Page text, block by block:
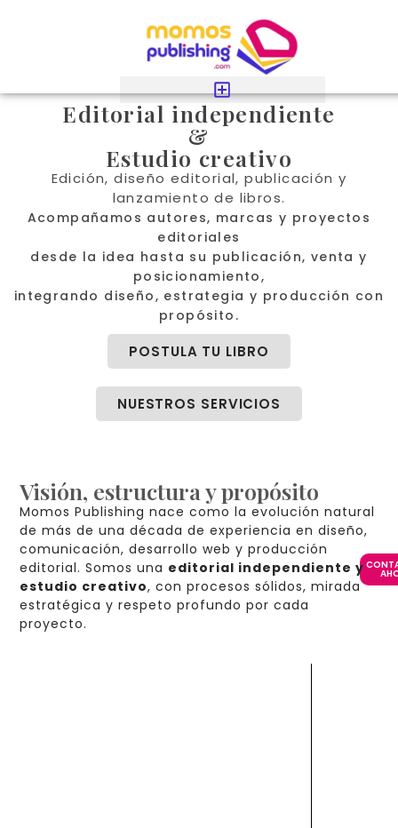
Editorial independiente
&
Estudio creativo
Edición, diseño editorial, publicación y
lanzamiento de libros.
Acompañamos autores, marcas y proyectos
editoriales
desde la idea hasta su publicación, venta y
posicionamiento,
integrando diseño, estrategia y producción con
propósito.
POSTULA TU LIBRO
NUESTROS SERVICIOS
Visión, estructura y propósito
Momos Publishing nace como la evolución natural
de más de una década de experiencia en diseño,
comunicación, desarrollo web y producción
editorial. Somos una editorial independiente y
estudio creativo, con procesos sólidos, mirada
estratégica y respeto profundo por cada
proyecto.